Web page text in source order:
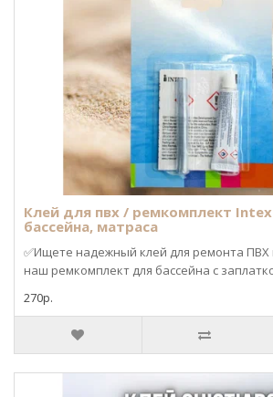
Клей для пвх / ремкомплект
бассейна, матраса
✅Ищете надежный клей для ремонта ПВХ
наш ремкомплект для бассейна с
270р.